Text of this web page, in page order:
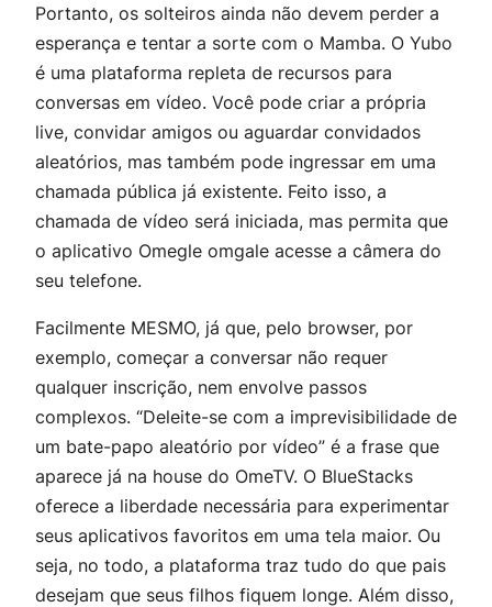
Portanto, os solteiros ainda não devem perder a
esperança e tentar a sorte com o Mamba. O Yubo
é uma plataforma repleta de recursos para
conversas em vídeo. Você pode criar a própria
live, convidar amigos ou aguardar convidados
aleatórios, mas também pode ingressar em uma
chamada pública já existente. Feito isso, a
chamada de vídeo será iniciada, mas permita que
o aplicativo Omegle omgale acesse a câmera do
seu telefone.
Facilmente MESMO, já que, pelo browser, por
exemplo, começar a conversar não requer
qualquer inscrição, nem envolve passos
complexos. “Deleite-se com a imprevisibilidade de
um bate-papo aleatório por vídeo” é a frase que
aparece já na house do OmeTV. O BlueStacks
oferece a liberdade necessária para experimentar
seus aplicativos favoritos em uma tela maior. Ou
seja, no todo, a plataforma traz tudo do que pais
desejam que seus filhos fiquem longe. Além disso,